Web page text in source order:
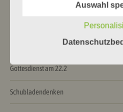
Gottesdienst am 22.2
Schubladendenken
Auswahl